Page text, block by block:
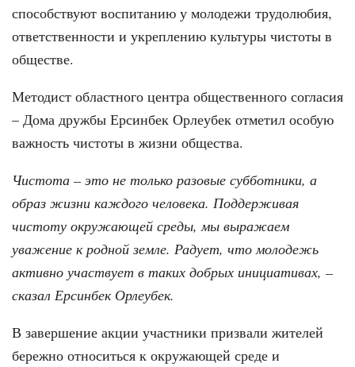
способствуют воспитанию у молодежи трудолюбия,
ответственности и укреплению культуры чистоты в
обществе.
Методист областного центра общественного согласия
– Дома дружбы Ерсинбек Орлеубек отметил особую
важность чистоты в жизни общества.
Чистота – это не только разовые субботники, а
образ жизни каждого человека. Поддерживая
чистоту окружающей среды, мы выражаем
уважение к родной земле. Радует, что молодежь
активно участвует в таких добрых инициативах, –
сказал Ерсинбек Орлеубек.
В завершение акции участники призвали жителей
бережно относиться к окружающей среде и